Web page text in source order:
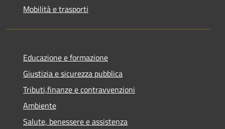
Mobilità e trasporti
Educazione e formazione
Giustizia e sicurezza pubblica
Tributi,finanze e contravvenzioni
Ambiente
Salute, benessere e assistenza